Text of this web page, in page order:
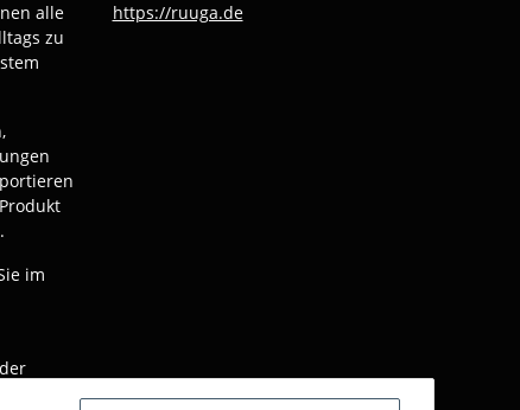
alle
zu
im
https://ruuga.de